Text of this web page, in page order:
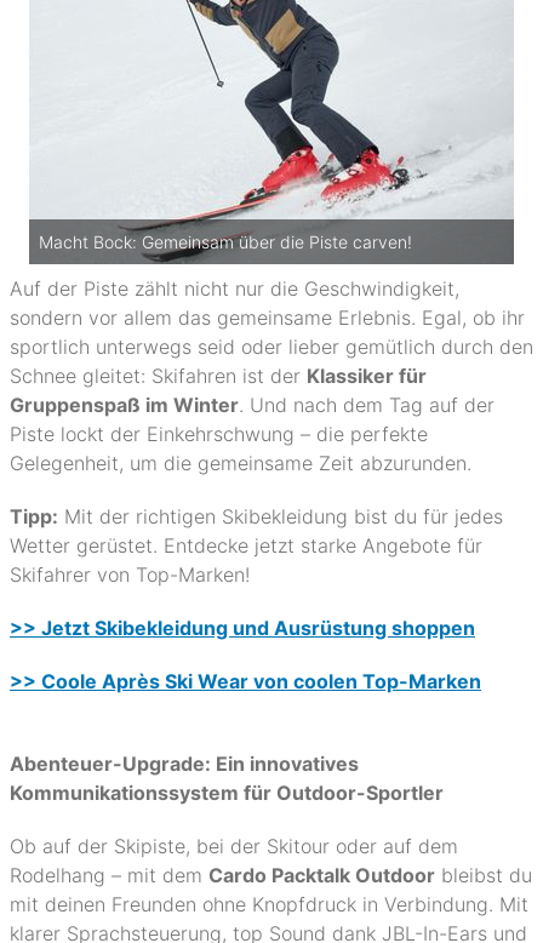
Macht Bock: Gemeinsam über die Piste carven!
Auf der Piste zählt nicht nur die Geschwindigkeit,
sondern vor allem das gemeinsame Erlebnis. Egal, ob ihr
sportlich unterwegs seid oder lieber gemütlich durch den
Schnee gleitet: Skifahren ist der Klassiker für
Gruppenspaß im Winter. Und nach dem Tag auf der
Piste lockt der Einkehrschwung – die perfekte
Gelegenheit, um die gemeinsame Zeit abzurunden.
Tipp: Mit der richtigen Skibekleidung bist du für jedes
Wetter gerüstet. Entdecke jetzt starke Angebote für
Skifahrer von Top-Marken!
>> Jetzt Skibekleidung und Ausrüstung shoppen
>> Coole Après Ski Wear von coolen Top-Marken
Abenteuer-Upgrade: Ein innovatives
Kommunikationssystem für Outdoor-Sportler
Ob auf der Skipiste, bei der Skitour oder auf dem
Rodelhang – mit dem Cardo Packtalk Outdoor bleibst du
mit deinen Freunden ohne Knopfdruck in Verbindung. Mit
klarer Sprachsteuerung, top Sound dank JBL-In-Ears und